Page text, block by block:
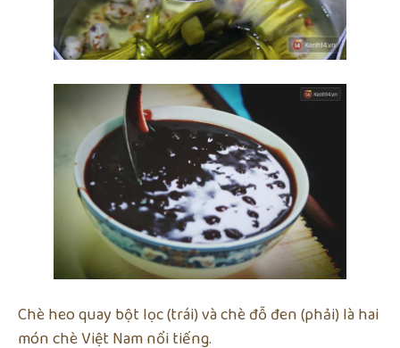
Chè heo quay bột lọc (trái) và chè đỗ đen (phải) là hai
món chè Việt Nam nổi tiếng.